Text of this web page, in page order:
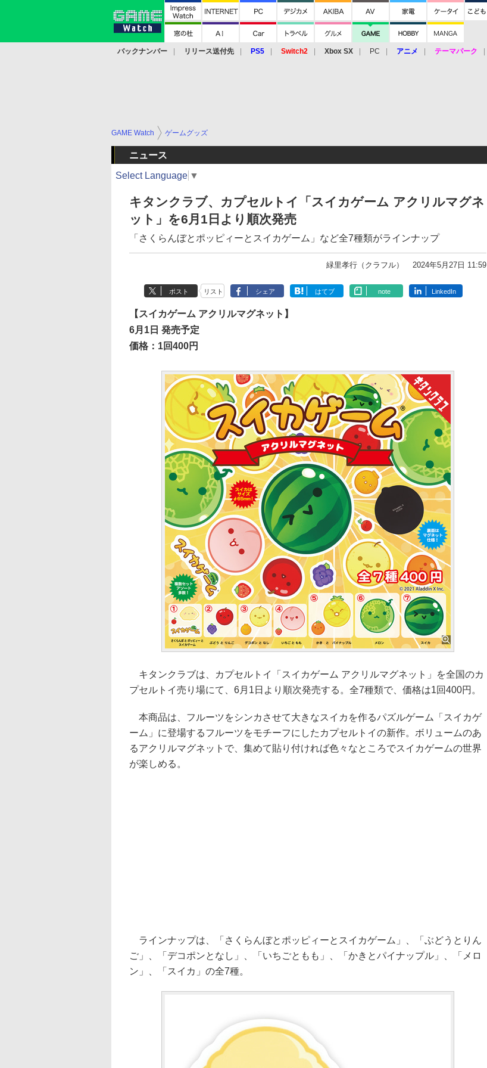
バックナンバー リリース送付先 PS5 Switch2 Xbox SX PC アニメ テーマパーク
GAME Watch ゲームグッズ
ニュース
Select Language ▼
キタンクラブ、カプセルトイ「スイカゲーム アクリルマグネ
ット」を6月1日より順次発売
「さくらんぼとポッピィーとスイカゲーム」など全7種類がラインナップ
緑里孝行（クラフル） 2024年5月27日 11:59
ポスト リスト シェア はてブ note LinkedIn
【スイカゲーム アクリルマグネット】
6月1日 発売予定
価格：1回400円
キタンクラブは、カプセルトイ「スイカゲーム アクリルマグネット」を全国のカ
プセルトイ売り場にて、6月1日より順次発売する。全7種類で、価格は1回400円。
本商品は、フルーツをシンカさせて大きなスイカを作るパズルゲーム「スイカゲ
ーム」に登場するフルーツをモチーフにしたカプセルトイの新作。ボリュームのあ
るアクリルマグネットで、集めて貼り付ければ色々なところでスイカゲームの世界
が楽しめる。
ラインナップは、「さくらんぼとポッピィーとスイカゲーム」、「ぶどうとりん
ご」、「デコポンとなし」、「いちごともも」、「かきとパイナップル」、「メロ
ン」、「スイカ」の全7種。